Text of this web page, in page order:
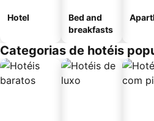
Hotel
Bed and
breakfasts
Categorias de hotéis